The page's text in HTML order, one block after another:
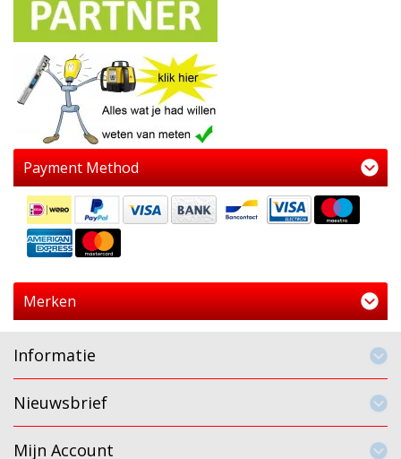
Payment Method
Merken
Informatie
Nieuwsbrief
Mijn Account